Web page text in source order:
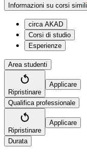
Informazioni su corsi simili
circa AKAD
Corsi di studio
Esperienze
Area studenti
Ripristinare
Applicare
Qualifica professionale
Ripristinare
Applicare
Durata